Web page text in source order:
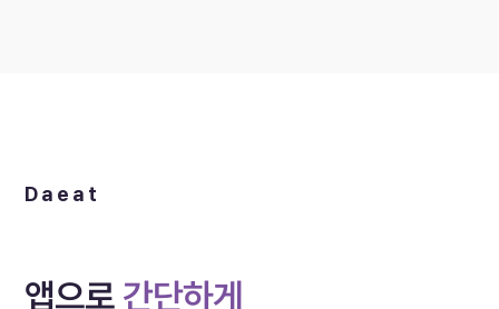
Daeat
앱으로 간단하게